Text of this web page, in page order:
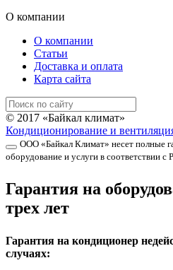
О компании
О компании
Статьи
Доставка и оплата
Карта сайта
© 2017 «Байкал климат»
Кондиционирование и
ООО «Байкал Климат» несет полные
оборудование и услуги в соответствии с
Гарантия на
трех лет
Гарантия на кондиционер
случаях: